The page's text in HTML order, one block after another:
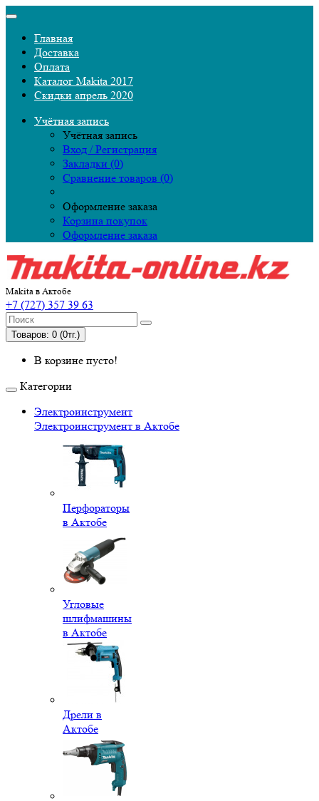
Главная
Доставка
Оплата
Каталог Makita 2017
Скидки апрель 2020
Учётная запись
Учётная запись
Вход / Регистрация
Закладки (0)
Сравнение товаров (0)
Оформление заказа
Корзина покупок
Оформление заказа
Makita в Актобе
+7 (727) 357 39 63
Товаров: 0 (0тг.)
В корзине пусто!
Категории
Электроинструмент
Электроинструмент в Актобе
Перфораторы
в Актобе
Угловые
шлифмашины
в Актобе
Дрели в
Актобе